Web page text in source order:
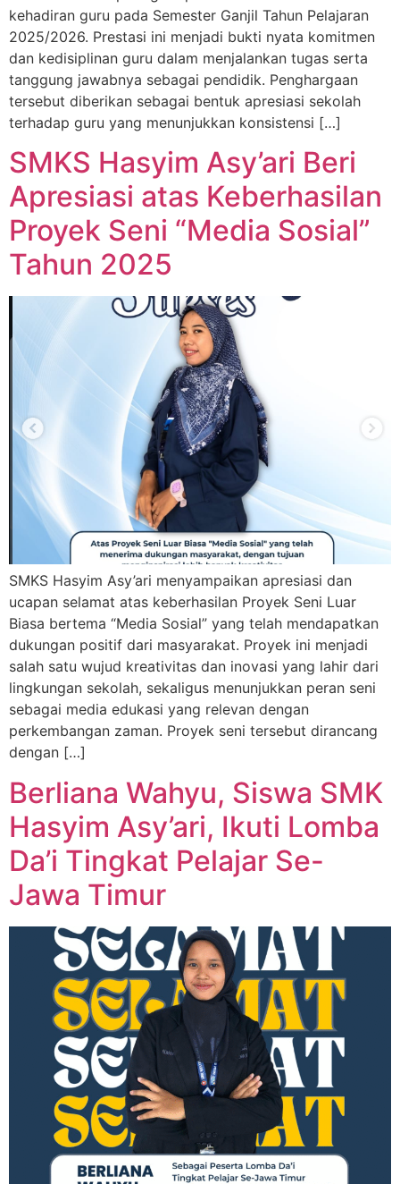
kehadiran guru pada Semester Ganjil Tahun Pelajaran
2025/2026. Prestasi ini menjadi bukti nyata komitmen
dan kedisiplinan guru dalam menjalankan tugas serta
tanggung jawabnya sebagai pendidik. Penghargaan
tersebut diberikan sebagai bentuk apresiasi sekolah
terhadap guru yang menunjukkan konsistensi […]
SMKS Hasyim Asy’ari Beri
Apresiasi atas Keberhasilan
Proyek Seni “Media Sosial”
Tahun 2025
SMKS Hasyim Asy’ari menyampaikan apresiasi dan
ucapan selamat atas keberhasilan Proyek Seni Luar
Biasa bertema “Media Sosial” yang telah mendapatkan
dukungan positif dari masyarakat. Proyek ini menjadi
salah satu wujud kreativitas dan inovasi yang lahir dari
lingkungan sekolah, sekaligus menunjukkan peran seni
sebagai media edukasi yang relevan dengan
perkembangan zaman. Proyek seni tersebut dirancang
dengan […]
Berliana Wahyu, Siswa SMK
Hasyim Asy’ari, Ikuti Lomba
Da’i Tingkat Pelajar Se-
Jawa Timur